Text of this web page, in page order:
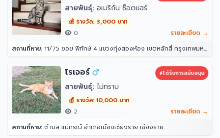
สายพันธุ์: อเมริกัน ช็อตแฮร์
💰 รางวัล: 3,000 บาท
0
รายละเอียด →
สถานที่หาย: 11/75 ซอย พิทักษ์ 4 แขวงทุ่งสองห้อง เขตหลักสี่ กรุงเทพมหานคร 10210
โรเจอร์ ได้รับการสนับสนุน
สายพันธุ์: ไม่ทราบ
💰 รางวัล: 10,000 บาท
2
รายละเอียด →
สถานที่หาย: ตำบล แม่กรณ์ อำเภอเมืองเชียงราย เชียงราย